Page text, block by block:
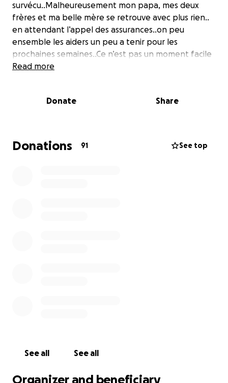
survécu..Malheureusement mon papa, mes deux
frères et ma belle mère se retrouve avec plus rien..
en attendant l’appel des assurances..on peu
ensemble les aiders un peu a tenir pour les
prochaines semaines..Ce n’est pas un moment facile
pour personne… plusieurs personne m’ont
l’avance a tout ceux qui nous aiderons de n'importe
Read more
Donate Share
Donations 91 See top
See all See all
Organizer and beneficiary